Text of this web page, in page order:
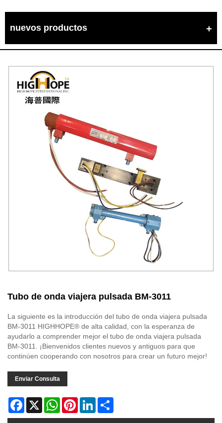
nuevos productos
Tubo de onda viajera pulsada BM-3011
La siguiente es la introducción del tubo de onda viajera pulsada
BM-3011 HIGHHOPE® de alta calidad, con la esperanza de
ayudarlo a comprender mejor el tubo de onda viajera pulsada
BM-3011. ¡Bienvenidos clientes nuevos y antiguos para que
continúen cooperando con nosotros para crear un futuro mejor!
Enviar Consulta
Facebook
X WhatsAppPinterestLinkedIn